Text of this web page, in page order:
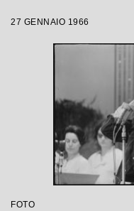
27 GENNAIO 1966
FOTO